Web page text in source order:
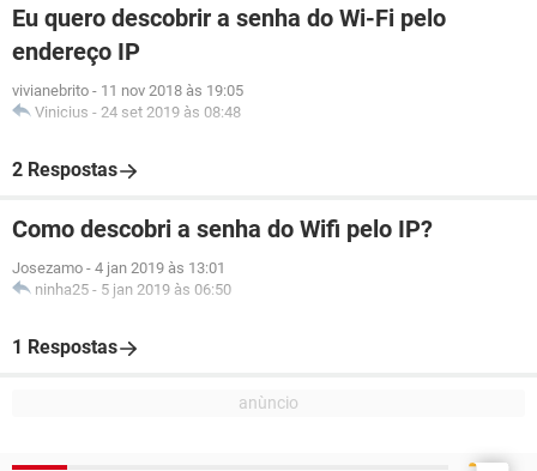
Eu quero descobrir a senha do Wi-Fi pelo
endereço IP
vivianebrito - 11 nov 2018 às 19:05
Vinicius - 24 set 2019 às 08:48
2 Respostas
Como descobri a senha do Wifi pelo IP?
Josezamo - 4 jan 2019 às 13:01
ninha25 - 5 jan 2019 às 06:50
1 Respostas